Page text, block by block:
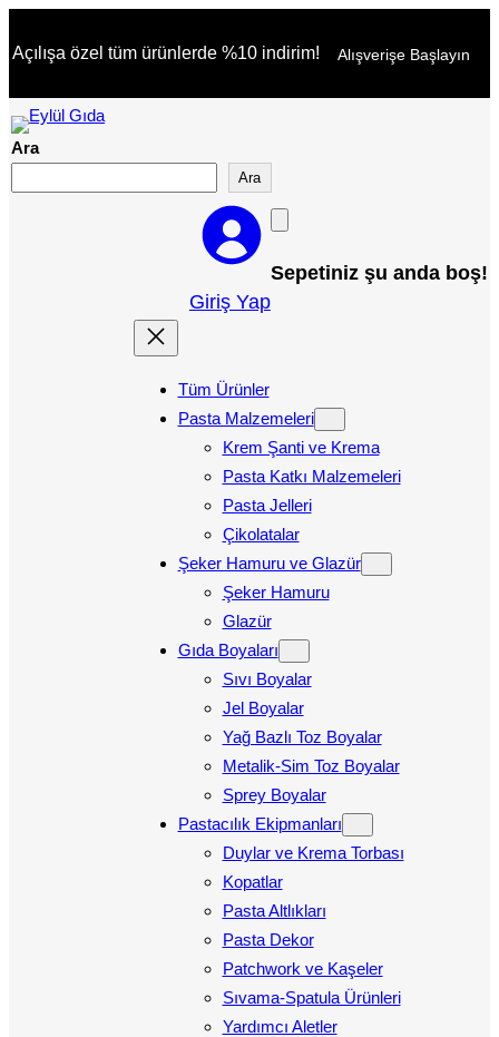
geç
Açılışa özel tüm ürünlerde %10 indirim! Alışverişe Başlayın
Ara
Ara
Giriş Yap
Sepetiniz şu anda boş!
Tüm Ürünler
Pasta Malzemeleri
Krem Şanti ve Krema
Pasta Katkı Malzemeleri
Pasta Jelleri
Çikolatalar
Şeker Hamuru ve Glazür
Şeker Hamuru
Glazür
Gıda Boyaları
Sıvı Boyalar
Jel Boyalar
Yağ Bazlı Toz Boyalar
Metalik-Sim Toz Boyalar
Sprey Boyalar
Pastacılık Ekipmanları
Duylar ve Krema Torbası
Kopatlar
Pasta Altlıkları
Pasta Dekor
Patchwork ve Kaşeler
Sıvama-Spatula Ürünleri
Yardımcı Aletler